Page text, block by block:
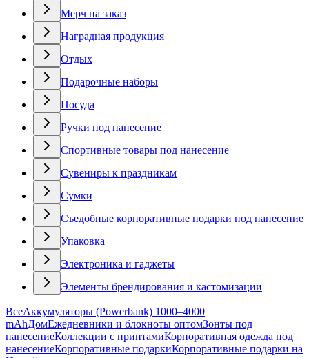
Мерч на заказ
Наградная продукция
Отдых
Подарочные наборы
Посуда
Ручки под нанесение
Спортивные товары под нанесение
Сувениры к праздникам
Сумки
Съедобные корпоративные подарки под нанесение
Упаковка
Электроника и гаджеты
Элементы брендирования и кастомизации
ВсеАккумуляторы (Powerbank) 1000–4000
mAhДомЕжедневники и блокноты оптомЗонты под
нанесениеКоллекции с принтамиКорпоративная одежда под
нанесениеКорпоративные подаркиКорпоративные подарки на